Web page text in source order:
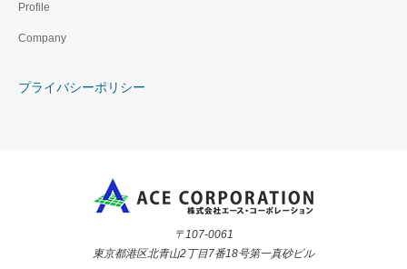
Profile
Company
プライバシーポリシー
〒107-0061
東京都港区北青山2丁目7番18号第一真砂ビル